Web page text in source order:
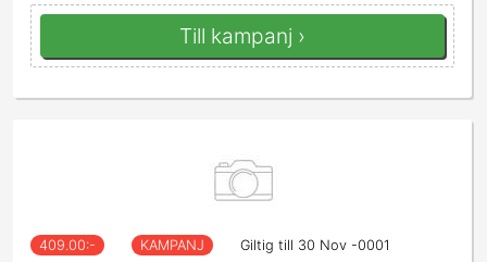
Till kampanj ›
409.00:- KAMPANJ Giltig till 30 Nov -0001